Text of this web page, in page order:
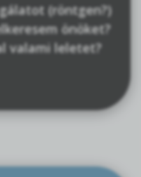
(röntgen?)
önöket?
valami leletet?